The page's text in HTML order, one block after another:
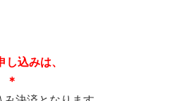
込みは、
＊